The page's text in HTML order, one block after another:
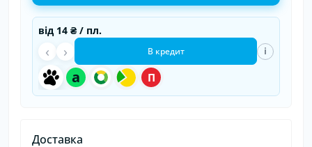
від 14 ₴ / пл.
‹
a
П
› В кредит i
Доставка